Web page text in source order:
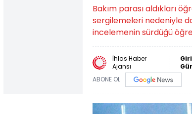
Bakım parası aldıkları
sergilemeleri nedeniyle
incelemenin sürdüğü
İhlas Haber
Ajansı
ABONE OL